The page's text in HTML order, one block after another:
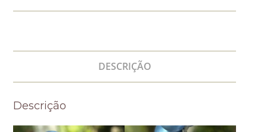
DESCRIÇÃO
Descrição